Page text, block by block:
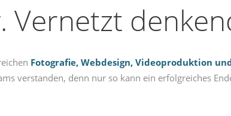
Vernetzt
Fotografie, Webdesign, Videoproduktion
verstanden, denn nur so kann ein erfolgreiches